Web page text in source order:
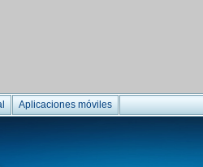
Aplicaciones móviles